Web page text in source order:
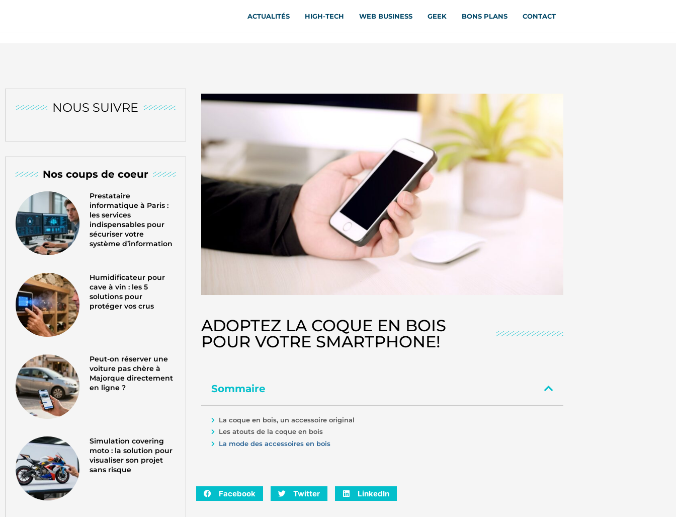
ACTUALITÉS HIGH-TECH WEB BUSINESS GEEK BONS PLANS CONTACT
NOUS SUIVRE
Nos coups de coeur
Prestataire
informatique à Paris :
les services
indispensables pour
sécuriser votre
système d’information
Humidificateur pour
cave à vin : les 5
solutions pour
protéger vos crus
Peut-on réserver une
voiture pas chère à
Majorque directement
en ligne ?
Simulation covering
moto : la solution pour
visualiser son projet
sans risque
ADOPTEZ LA COQUE EN BOIS
POUR VOTRE SMARTPHONE!
Sommaire
La coque en bois, un accessoire original
Les atouts de la coque en bois
La mode des accessoires en bois
Facebook Twitter LinkedIn